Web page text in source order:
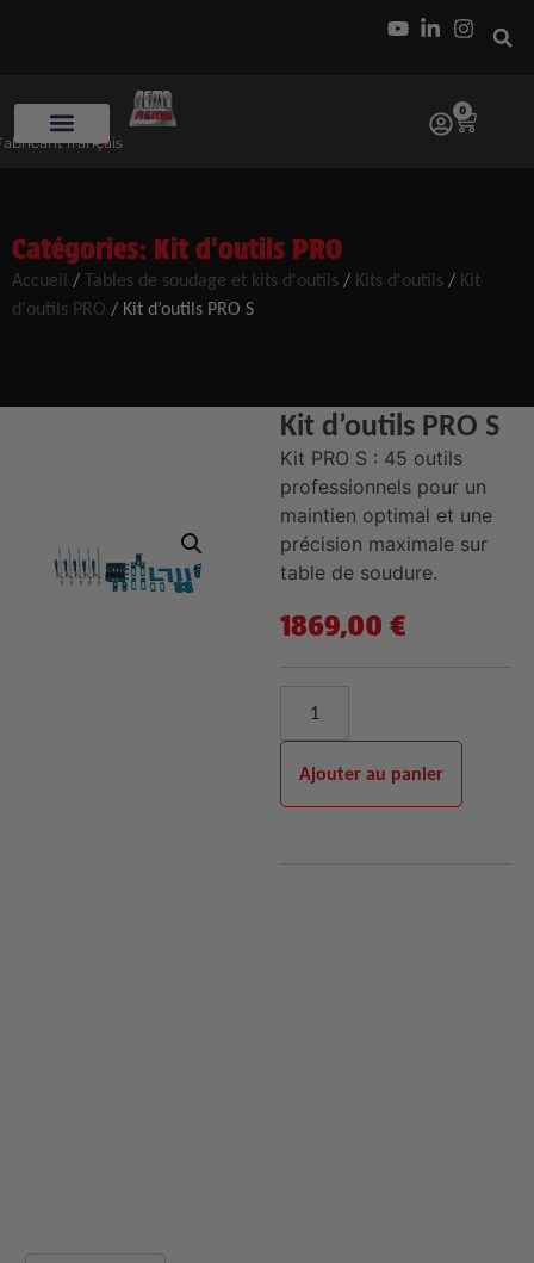
français
0
Catégories: Kit d'outils PRO
Accueil / Tables de soudage et kits d'outils / Kits d'outils / Kit
d'outils PRO / Kit d’outils PRO S
Kit d’outils PRO S
Kit PRO S : 45 outils
professionnels pour un
maintien optimal et une
précision maximale sur
table de soudure.
1869,00 €
Ajouter au panier